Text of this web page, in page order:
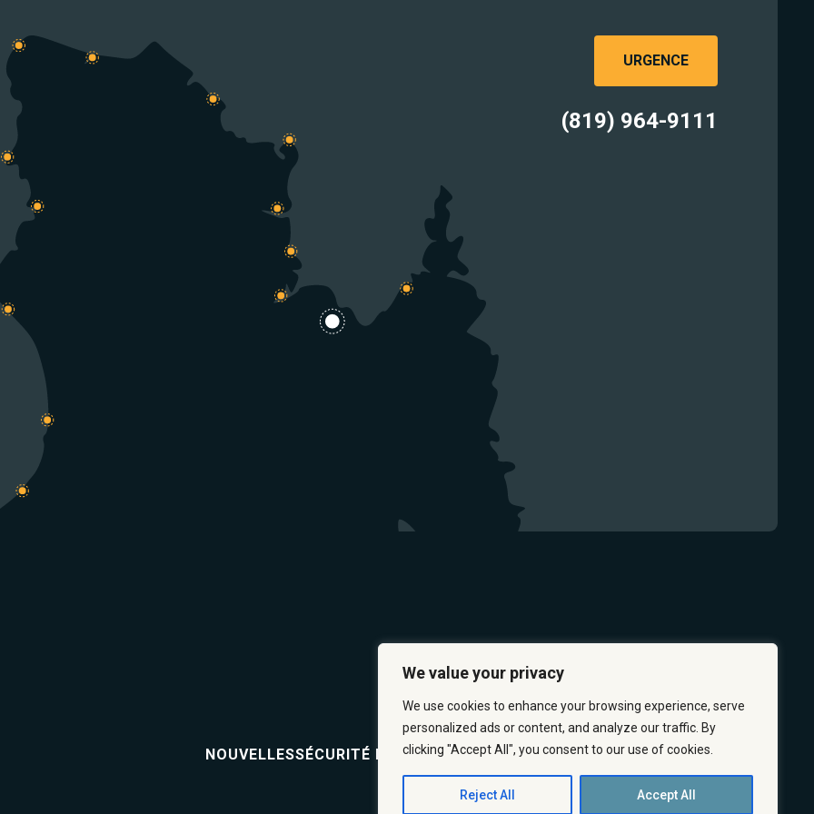
We value your privacy
We use cookies to enhance your browsing experience, serve
personalized ads or content, and analyze our traffic. By
clicking "Accept All", you consent to our use of cookies.
Reject All Accept All
URGENCE
(819) 964-9111
NOUVELLESSÉCURITÉ ET PRÉVENTIONCARRIÈRESÀ PROPOS NOUS JOINDRE